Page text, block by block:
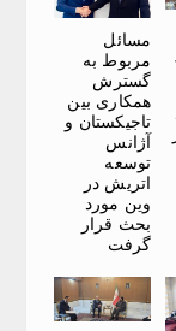
مسائل
مربوط به
گسترش
همکاری بین
تاجیکستان و
آژانس
توسعه
اتریش در
وین مورد
بحث قرار
گرفت